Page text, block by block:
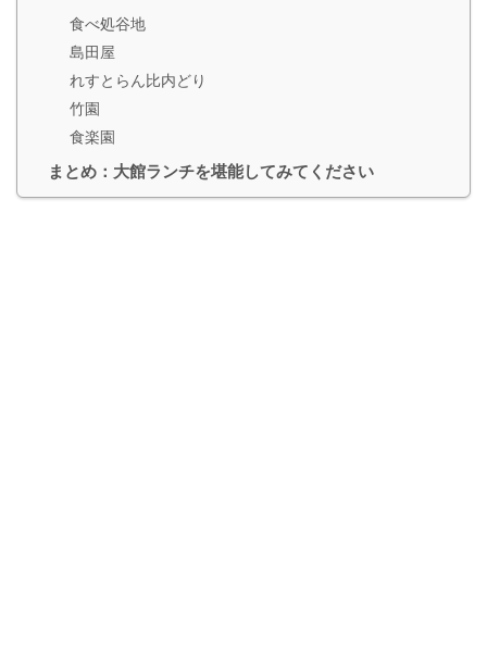
食べ処谷地
島田屋
れすとらん比内どり
竹園
食楽園
まとめ：大館ランチを堪能してみてください